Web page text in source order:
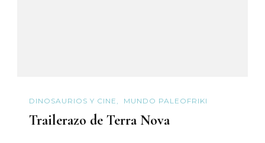
DINOSAURIOS Y CINE MUNDO PALEOFRIKI
Trailerazo de Terra Nova